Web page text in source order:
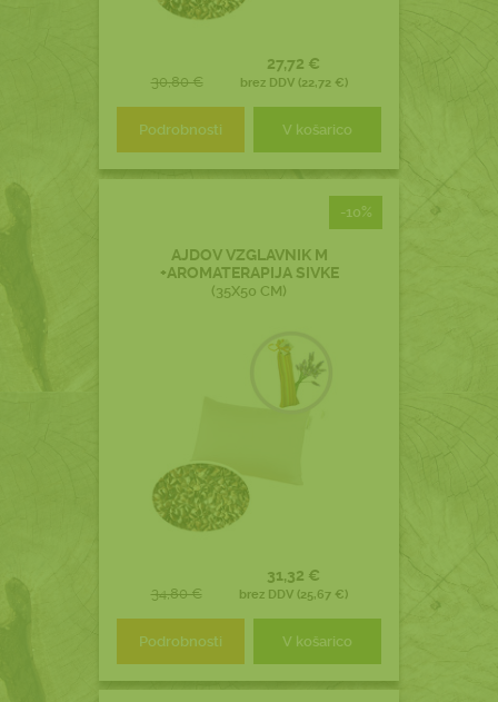
30,80 €
27,72 €
brez DDV (22,72 €)
Podrobnosti V košarico
-10%
AJDOV VZGLAVNIK M
+AROMATERAPIJA SIVKE
(35X50 CM)
34,80 €
31,32 €
brez DDV (25,67 €)
Podrobnosti V košarico